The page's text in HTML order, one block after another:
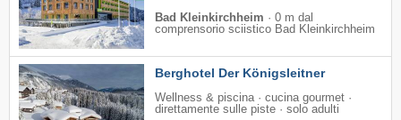
Bad Kleinkirchheim · 0 m dal
comprensorio sciistico Bad Kleinkirchheim
Berghotel Der Königsleitner
Wellness & piscina · cucina gourmet ·
direttamente sulle piste · solo adulti